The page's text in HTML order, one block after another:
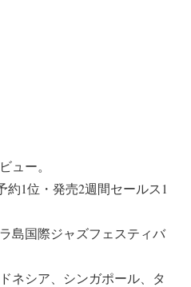
ュー。
1位・発売2週間セールス1
島国際ジャズフェスティバ
ネシア、シンガポール、タ